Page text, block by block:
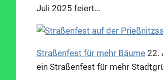
Juli 2025 feiert…
Straßenfest für mehr Bäume 22.
ein Straßenfest für mehr